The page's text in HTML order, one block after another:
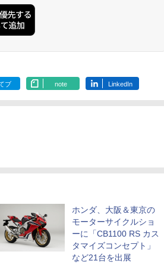
ブ note LinkedIn
ホンダ、大阪＆東京の
モーターサイクルショ
ーに「CB1100 RS カス
タマイズコンセプト」
など21台を出展